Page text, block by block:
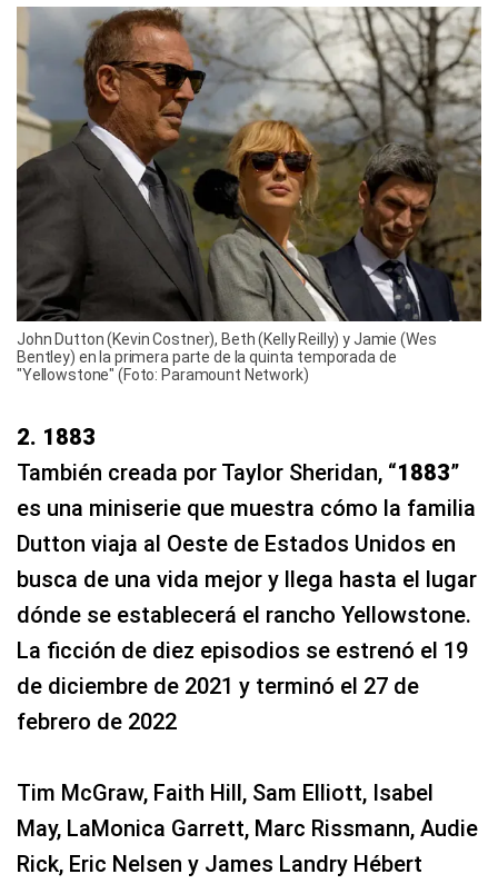
John Dutton (Kevin Costner), Beth (Kelly Reilly) y Jamie (Wes
Bentley) en la primera parte de la quinta temporada de
"Yellowstone" (Foto: Paramount Network)
2. 1883
También creada por Taylor Sheridan, “1883”
es una miniserie que muestra cómo la familia
Dutton viaja al Oeste de Estados Unidos en
busca de una vida mejor y llega hasta el lugar
dónde se establecerá el rancho Yellowstone.
La ficción de diez episodios se estrenó el 19
de diciembre de 2021 y terminó el 27 de
febrero de 2022
Tim McGraw, Faith Hill, Sam Elliott, Isabel
May, LaMonica Garrett, Marc Rissmann, Audie
Rick, Eric Nelsen y James Landry Hébert